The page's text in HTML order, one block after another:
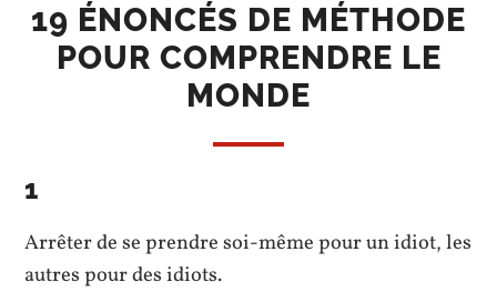
19 ÉNONCÉS DE MÉTHODE
POUR COMPRENDRE LE
MONDE
1
Arrêter de se prendre soi-même pour un idiot, les
autres pour des idiots.